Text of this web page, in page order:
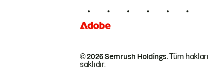
© 2026 Semrush Holdings.Tüm hakları
saklıdır.